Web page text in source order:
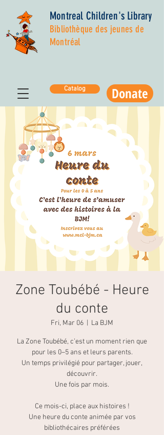
Montreal Children's Library
Bibliothèque des jeunes de
Montréal
Catalog Donate
Zone Toubébé - Heure
du conte
Fri, Mar 06 La BJM
La Zone Toubébé, c’est un moment rien que
pour les 0–5 ans et leurs parents.
Un temps privilégié pour partager, jouer,
découvrir.
Une fois par mois.
Ce mois-ci, place aux histoires !
Une heure du conte animée par vos
bibliothécaires préférées